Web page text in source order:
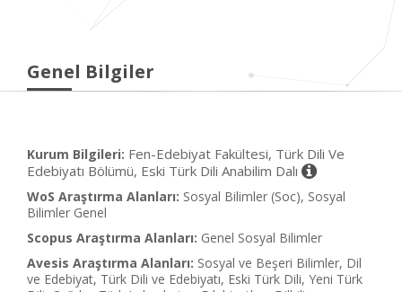
Genel Bilgiler
Kurum Bilgileri: Fen-Edebiyat Fakültesi, Türk Dili Ve
Edebiyatı Bölümü, Eski Türk Dili Anabilim Dalı
WoS Araştırma Alanları: Sosyal Bilimler (Soc), Sosyal
Bilimler Genel
Scopus Araştırma Alanları: Genel Sosyal Bilimler
Avesis Araştırma Alanları: Sosyal ve Beşeri Bilimler, Dil
ve Edebiyat, Türk Dili ve Edebiyatı, Eski Türk Dili, Yeni Türk